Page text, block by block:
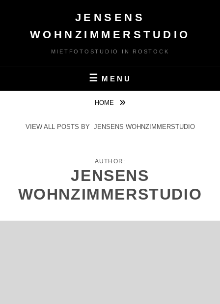
JENSENS
WOHNZIMMERSTUDIO
MIETFOTOSTUDIO IN ROSTOCK
MENU
HOME
VIEW ALL POSTS BY JENSENS WOHNZIMMERSTUDIO
AUTHOR:
JENSENS
WOHNZIMMERSTUDIO